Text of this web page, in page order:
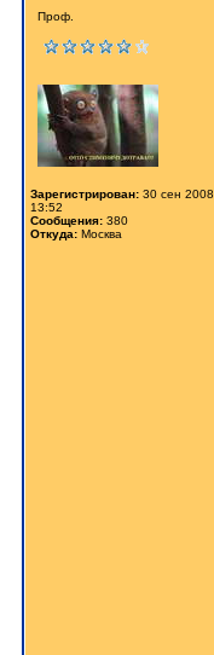
Проф.
Зарегистрирован: 30 сен 2008,
13:52
Сообщения: 380
Откуда: Москва